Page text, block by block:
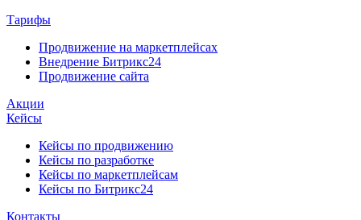
Тарифы
Продвижение на маркетплейсах
Внедрение Битрикс24
Продвижение сайта
Акции
Кейсы
Кейсы по продвижению
Кейсы по разработке
Кейсы по маркетплейсам
Кейсы по Битрикс24
Контакты